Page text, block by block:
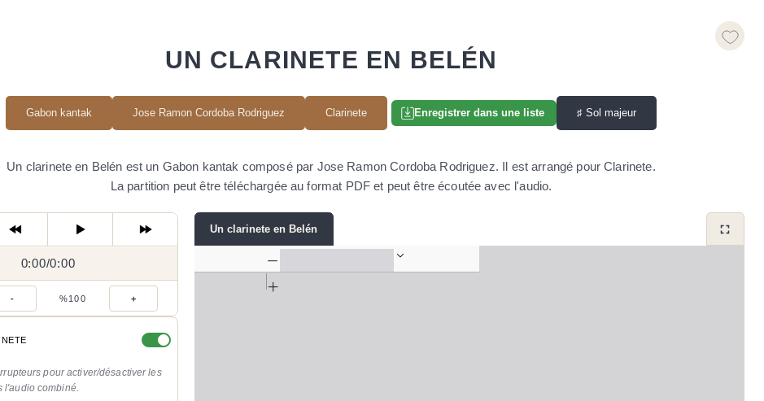
UN CLARINETE EN BELÉN
Gabon kantak Jose Ramon Cordoba Rodriguez Clarinete Enregistrer dans une liste ♯Sol majeur
Un clarinete en Belén est un Gabon kantak composé par Jose Ramon Cordoba Rodriguez. Il est arrangé pour Clarinete.
La partition peut être téléchargée au format PDF et peut être écoutée avec l'audio.
0:00/
0:00/0:00
- %100 +
pour activer/désactiver les
l'audio combiné.
Un clarinete en Belén